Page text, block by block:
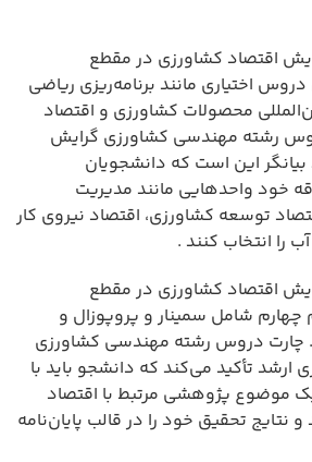
اقتصاد کشاورزی در مقطع
اختیاری مانند برنامه‌ریزی ریاضی
محصولات کشاورزی و اقتصاد
رشته مهندسی کشاورزی گرایش
این است که دانشجویان
خود واحدهایی مانند مدیریت
توسعه کشاورزی، اقتصاد نیروی کار
را انتخاب کنند .
اقتصاد کشاورزی در مقطع
چهارم شامل سمینار و پروپوزال و
چارت دروس رشته مهندسی کشاورزی
ارشد تأکید می‌کند که دانشجو باید با
موضوع پژوهشی مرتبط با اقتصاد
نتایج تحقیق خود را در قالب پایان‌نامه